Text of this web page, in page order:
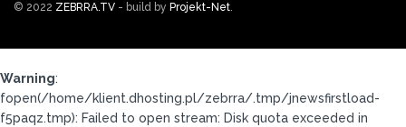
© 2022 ZEBRRA.TV - build by Projekt-Net.
Warning:
fopen(/home/klient.dhosting.pl/zebrra/.tmp/jnewsfirstload-
f5paqz.tmp): Failed to open stream: Disk quota exceeded in